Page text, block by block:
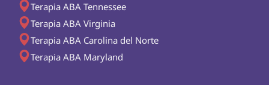
Terapia ABA Tennessee
Terapia ABA Virginia
Terapia ABA Carolina del Norte
Terapia ABA Maryland